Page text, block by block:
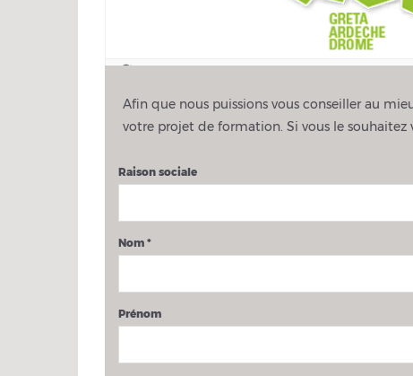
Afin que nous puissions vous conseiller au
votre projet de formation. Si vous le
Raison sociale
Nom *
Prénom